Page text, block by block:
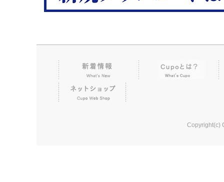
Copyright(c)